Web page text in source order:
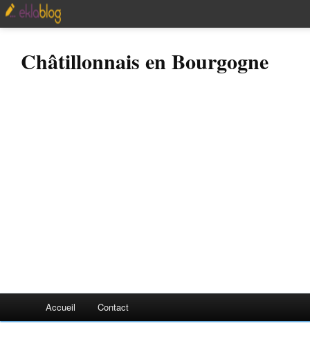
Châtillonnais en Bourgogne
Accueil Contact